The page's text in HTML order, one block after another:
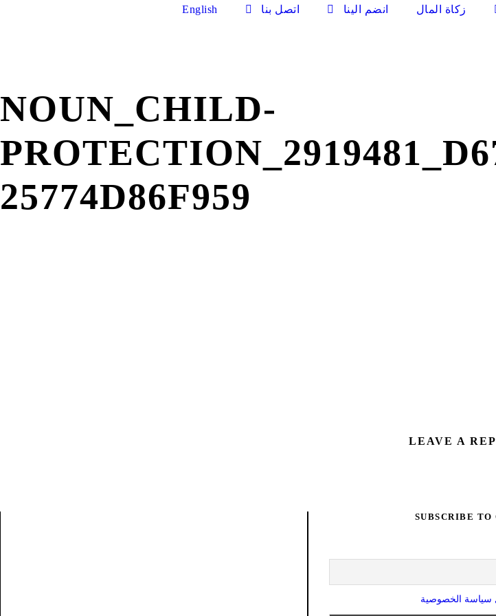
زكاة المال انضم الينا اتصل بنا English
NOUN_CHILD-
25774D86F959
LEAVE A
SUBSCRIBE
سياسة الخصوصية